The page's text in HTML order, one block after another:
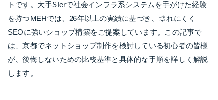
トです。大手SIerで社会インフラ系システムを手がけた経験
を持つMEHでは、26年以上の実績に基づき、壊れにくく
SEOに強いショップ構築をご提案しています。この記事で
は、京都でネットショップ制作を検討している初心者の皆様
が、後悔しないための比較基準と具体的な手順を詳しく解説
します。